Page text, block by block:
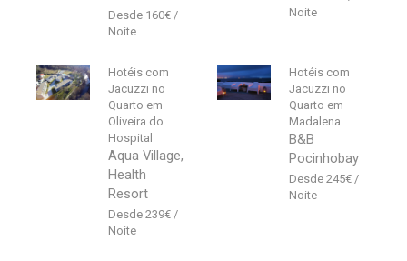
160€
Hotéis com
Jacuzzi no
Quarto em
Oliveira do
Hospital
Aqua Village,
Health
Resort
239€
Hotéis com
Jacuzzi no
Quarto em
Madalena
B&B
Pocinhobay
245€